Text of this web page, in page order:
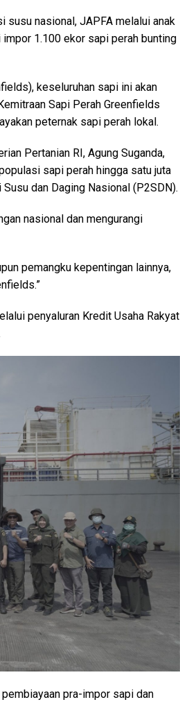
susu nasional, JAPFA melalui anak
1.100 ekor sapi perah bunting
keseluruhan sapi ini akan
Sapi Perah Greenfields
peternak sapi perah lokal.
Pertanian RI, Agung Suganda,
sapi perah hingga satu juta
dan Daging Nasional (P2SDN).
nasional dan mengurangi
pemangku kepentingan lainnya,
penyaluran Kredit Usaha Rakyat
pra-impor sapi dan